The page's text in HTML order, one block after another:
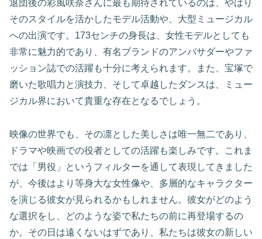
退団後の彩風咲奈さんに最も期待されているのは、やはり
そのスタイルを活かしたモデル活動や、大型ミュージカル
への出演です。173センチの身長は、女性モデルとしても
非常に魅力的であり、有名ブランドのアンバサダーやファ
ッション誌での活躍も十分に考えられます。また、宝塚で
磨いた歌唱力と演技力、そして卓越したダンスは、ミュー
ジカル界において貴重な存在となるでしょう。
映像の世界でも、その凛とした美しさは唯一無二であり、
ドラマや映画での役者としての活躍も楽しみです。これま
では「男役」というフィルターを通して表現してきました
が、今後はより等身大な女性像や、多層的なキャラクター
を演じる彼女が見られるかもしれません。彼女がどのよう
な選択をし、どのような姿で私たちの前に再登場するの
か。その日は遠くないはずであり、私たちは彼女の新しい